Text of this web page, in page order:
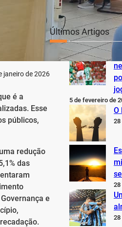
janeiro de 2026
é a
Esse
públicos,
redução
das
e
Últimos Artigos
5 de fevereiro de
O
28
28
28